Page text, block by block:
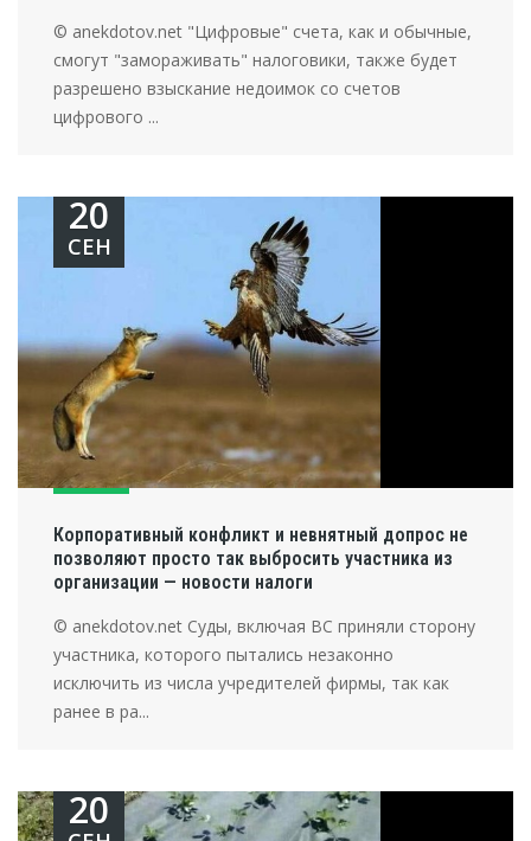
© anekdotov.net "Цифровые" счета, как и обычные,
смогут "замораживать" налоговики, также будет
разрешено взыскание недоимок со счетов
цифрового ...
Корпоративный конфликт и невнятный допрос не
позволяют просто так выбросить участника из
организации — новости налоги
20
СЕН
© anekdotov.net Суды, включая ВС приняли сторону
участника, которого пытались незаконно
исключить из числа учредителей фирмы, так как
ранее в ра...
20